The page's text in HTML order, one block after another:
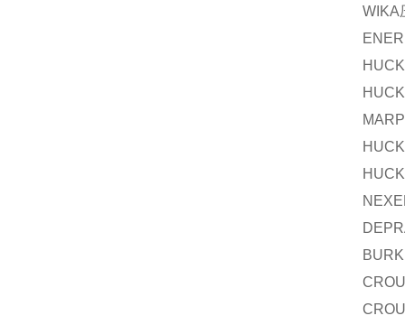
WIKA
HUCK
HUCK
HUCK
HUCK